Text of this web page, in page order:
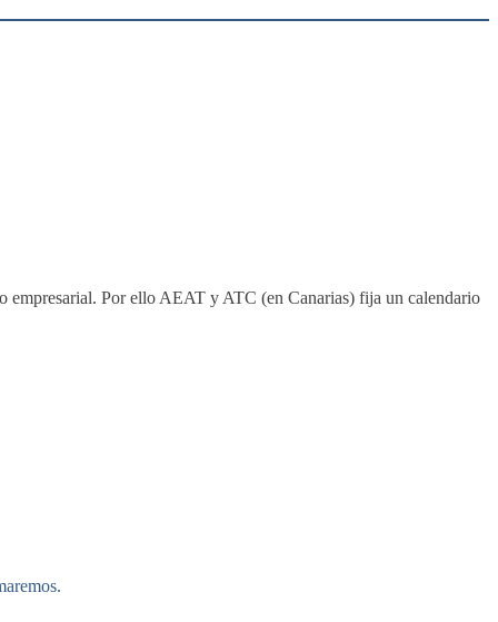
empresarial. Por ello AEAT y ATC (en Canarias) fija un calendario